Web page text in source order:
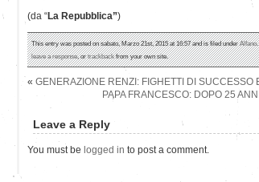
(da “La Repubblica”)
This entry was posted on sabato, Marzo 21st, 2015 at 16:57 and is filed underAlfano
leave a response, ortrackbackfrom your own site.
« GENERAZIONE RENZI: FIGHETTI DI
PAPA FRANCESCO: DOPO 25
Leave a Reply
You must be logged in to post a comment.